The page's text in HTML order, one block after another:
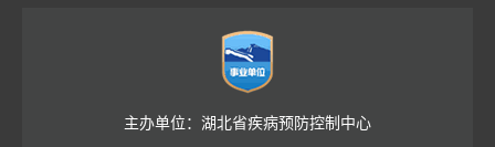
主办单位：湖北省疾病预防控制中心